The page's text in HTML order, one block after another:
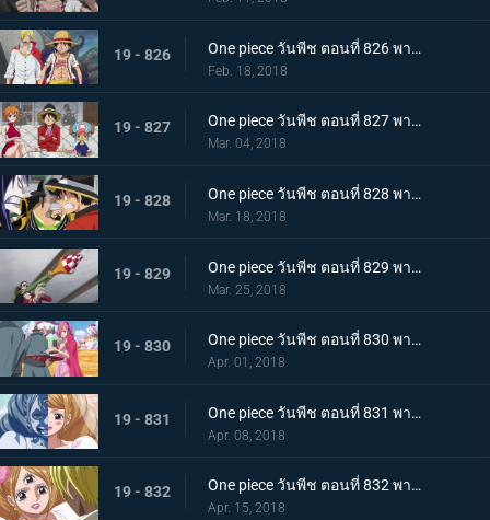
19 - 826 One piece วันพีช ตอนที่ 826 พากย์ไทย ซันจิกลับมาแล้ว ทำลายมันซะ งานเลี้ยงน้ำชานรก
Feb. 18, 2018
19 - 827 One piece วันพีช ตอนที่ 827 พากย์ไทย ประชุมลับ ลูฟี่ VS กลุ่มโจรสลัดไฟเออร์แทงก์
Mar. 04, 2018
19 - 828 One piece วันพีช ตอนที่ 828 พากย์ไทย ข้อตกลงมรณะ กองกำลังพันธมิตรลูฟี่ & เบจ
Mar. 18, 2018
19 - 829 One piece วันพีช ตอนที่ 829 พากย์ไทย ลูฟี่กับแผนลับ งานเลี้ยงใกล้เปิดฉาก ! แผนร้ายพิธีแต่งงาน
Mar. 25, 2018
19 - 830 One piece วันพีช ตอนที่ 830 พากย์ไทย ครอบครัวรวมตัว เริ่มแล้ว ! งานเลี้ยงน้ำชานรก
Apr. 01, 2018
19 - 831 One piece วันพีช ตอนที่ 831 พากย์ไทย คู่รักหน้ากาก ซันจิ พุดดิ้งเข้าสู่พิธี
Apr. 08, 2018
19 - 832 One piece วันพีช ตอนที่ 832 พากย์ไทย จูบมรณะ แผนลอบสังหารสี่จักรพรรดิ เริ่มแล้ว
Apr. 15, 2018